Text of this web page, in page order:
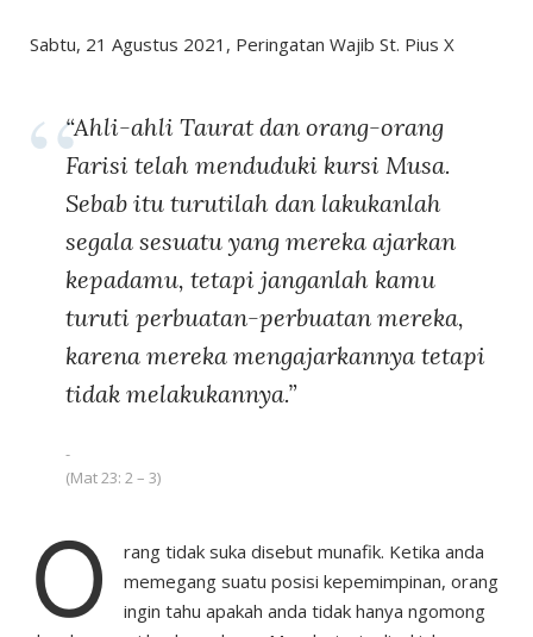
Sabtu, 21 Agustus 2021, Peringatan Wajib St. Pius X
“Ahli-ahli Taurat dan orang-orang
Farisi telah menduduki kursi Musa.
Sebab itu turutilah dan lakukanlah
segala sesuatu yang mereka ajarkan
kepadamu, tetapi janganlah kamu
turuti perbuatan-perbuatan mereka,
karena mereka mengajarkannya tetapi
tidak melakukannya.”
(Mat 23: 2 – 3)
O
rang tidak suka disebut munafik. Ketika anda
memegang suatu posisi kepemimpinan, orang
ingin tahu apakah anda tidak hanya ngomong